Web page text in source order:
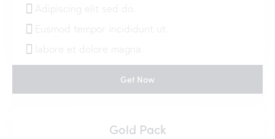
Adipiscing elit sed do.
Eusmod tempor incididunt ut.
labore et dolore magna.
Get Now
Gold Pack